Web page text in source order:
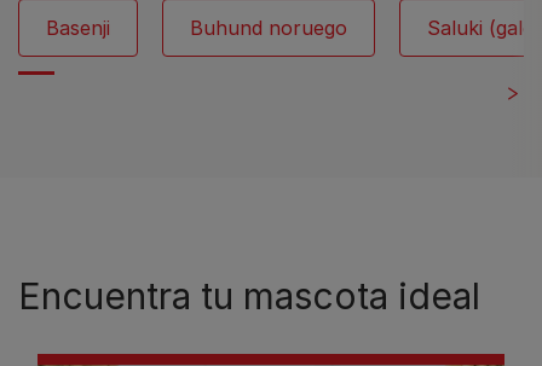
Basenji Buhund noruego Saluki
Encuentra tu mascota ideal